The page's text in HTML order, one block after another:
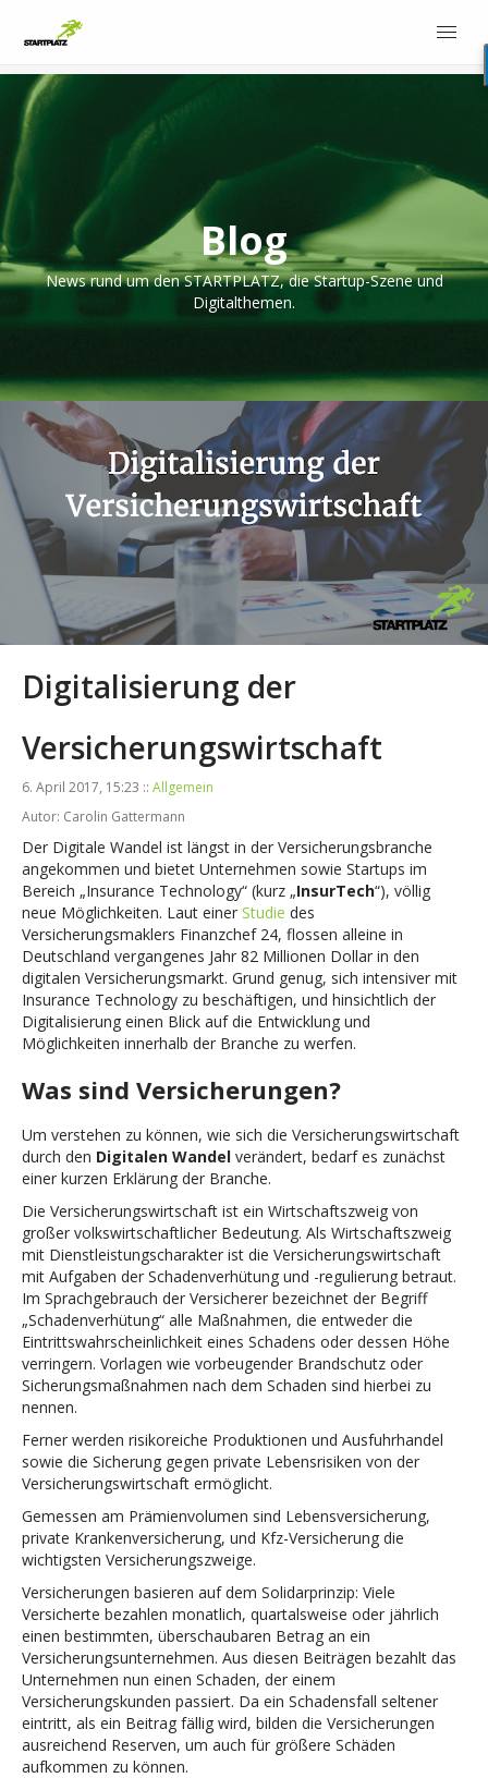
Blog
News rund um den STARTPLATZ, die Startup-Szene und
Digitalthemen.
Digitalisierung der
Versicherungswirtschaft
6. April 2017, 15:23 :: Allgemein
Autor: Carolin Gattermann
Der Digitale Wandel ist längst in der Versicherungsbranche
angekommen und bietet Unternehmen sowie Startups im
Bereich „Insurance Technology“ (kurz „InsurTech“), völlig
neue Möglichkeiten. Laut einer Studie des
Versicherungsmaklers Finanzchef 24, flossen alleine in
Deutschland vergangenes Jahr 82 Millionen Dollar in den
digitalen Versicherungsmarkt. Grund genug, sich intensiver mit
Insurance Technology zu beschäftigen, und hinsichtlich der
Digitalisierung einen Blick auf die Entwicklung und
Möglichkeiten innerhalb der Branche zu werfen.
Was sind Versicherungen?
Um verstehen zu können, wie sich die Versicherungswirtschaft
durch den Digitalen Wandel verändert, bedarf es zunächst
einer kurzen Erklärung der Branche.
Die Versicherungswirtschaft ist ein Wirtschaftszweig von
großer volkswirtschaftlicher Bedeutung. Als Wirtschaftszweig
mit Dienstleistungscharakter ist die Versicherungswirtschaft
mit Aufgaben der Schadenverhütung und -regulierung betraut.
Im Sprachgebrauch der Versicherer bezeichnet der Begriff
„Schadenverhütung“ alle Maßnahmen, die entweder die
Eintrittswahrscheinlichkeit eines Schadens oder dessen Höhe
verringern. Vorlagen wie vorbeugender Brandschutz oder
Sicherungsmaßnahmen nach dem Schaden sind hierbei zu
nennen.
Ferner werden risikoreiche Produktionen und Ausfuhrhandel
sowie die Sicherung gegen private Lebensrisiken von der
Versicherungswirtschaft ermöglicht.
Gemessen am Prämienvolumen sind Lebensversicherung,
private Krankenversicherung, und Kfz-Versicherung die
wichtigsten Versicherungszweige.
Versicherungen basieren auf dem Solidarprinzip: Viele
Versicherte bezahlen monatlich, quartalsweise oder jährlich
einen bestimmten, überschaubaren Betrag an ein
Versicherungsunternehmen. Aus diesen Beiträgen bezahlt das
Unternehmen nun einen Schaden, der einem
Versicherungskunden passiert. Da ein Schadensfall seltener
eintritt, als ein Beitrag fällig wird, bilden die Versicherungen
ausreichend Reserven, um auch für größere Schäden
aufkommen zu können.